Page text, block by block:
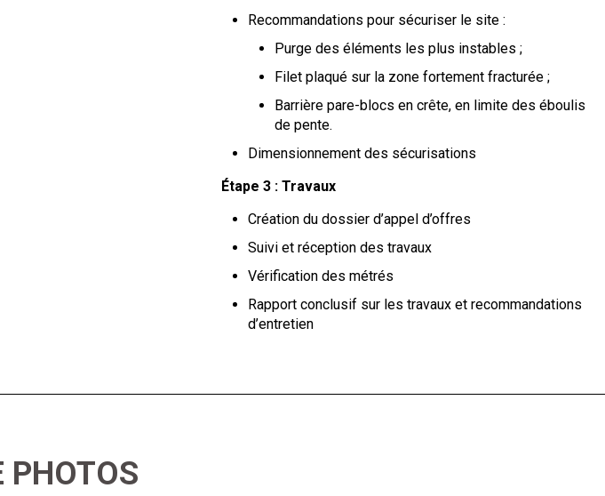
Recommandations pour sécuriser le site :
Purge des éléments les plus instables ;
Filet plaqué sur la zone fortement fracturée ;
Barrière pare-blocs en crête, en limite des éboulis
de pente.
Dimensionnement des sécurisations
Étape 3 : Travaux
Création du dossier d’appel d’offres
Suivi et réception des travaux
Vérification des métrés
Rapport conclusif sur les travaux et recommandations
d’entretien
PHOTOS